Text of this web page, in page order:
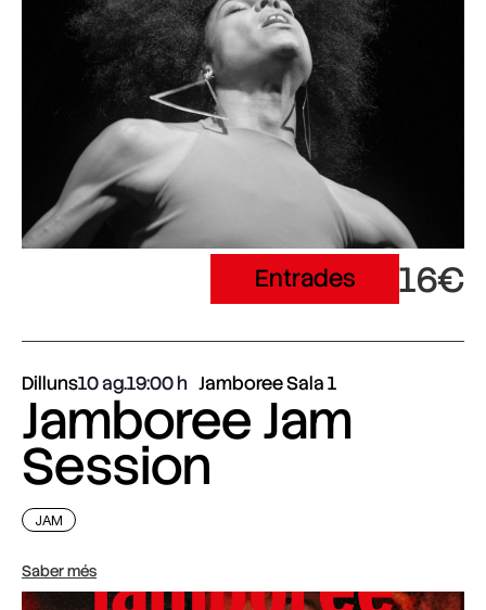
Entrades 16€
Dilluns10 ag.19:00 Jamboree Sala 1
Jamboree Jam
Session
JAM
Saber més